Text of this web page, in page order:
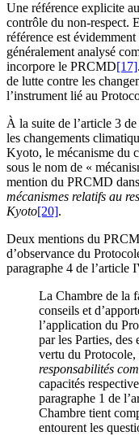
Une référence explicite
contrôle du non-respect.
référence est
généralement analysé
incorpore le PRCMD[17]
de lutte contre les
l’instrument lié au
À la suite de l’article 3
les changements
Kyoto, le mécanisme du
sous le nom de «
mention du PRCMD
mécanismes relatifs au
Kyoto[20].
Deux mentions du
d’observance du
paragraphe 4 de l’article
La Chambre de la
conseils et
l’application du
par les Parties, des
vertu du Protocole,
responsabilités
capacités
paragraphe 1 de
Chambre tient
entourent les